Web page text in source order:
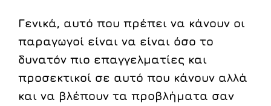
Γενικά, αυτό που πρέπει να κάνουν οι
παραγωγοί είναι να είναι όσο το
δυνατόν πιο επαγγελματίες και
προσεκτικοί σε αυτό που κάνουν αλλά
και να βλέπουν τα προβλήματα σαν